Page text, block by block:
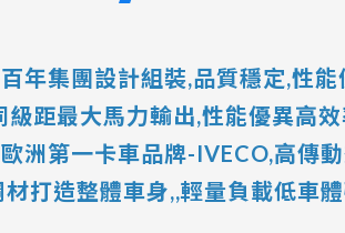
年集團設計組裝,品質穩定,性
級距最大馬力輸出,性能優異高
洲第一卡車品牌-IVECO,高傳
材打造整體車身,,輕量負載低車